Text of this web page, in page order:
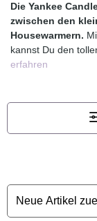
Die Yankee
zwischen den
Housewarmern.
kannst Du den
erfahren